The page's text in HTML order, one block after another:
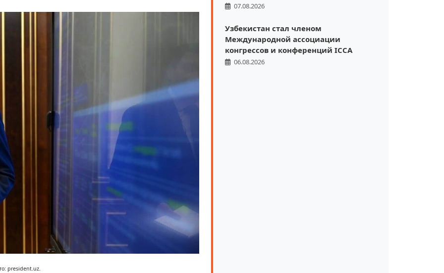
president.uz.
07.08.2026
Узбекистан стал членом
Международной ассоциации
конгрессов и конференций ICCA
06.08.2026